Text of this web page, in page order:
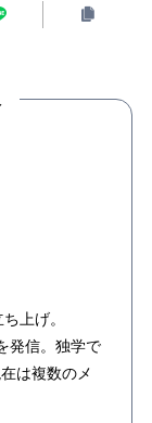
上げ。
発信。独学で
は複数のメ